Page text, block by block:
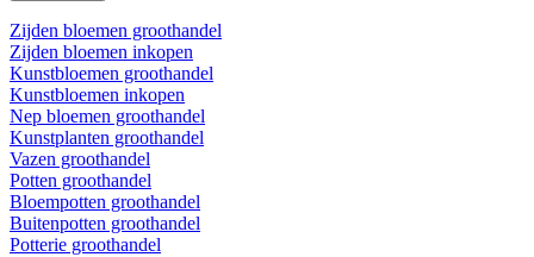
Zijden bloemen groothandel
Zijden bloemen inkopen
Kunstbloemen groothandel
Kunstbloemen inkopen
Nep bloemen groothandel
Kunstplanten groothandel
Vazen groothandel
Potten groothandel
Bloempotten groothandel
Buitenpotten groothandel
Potterie groothandel